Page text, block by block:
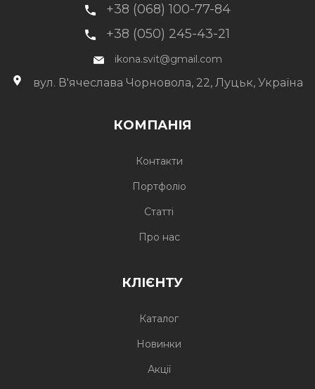
КОМПАНІЯ
Контакти
Портфоліо
Статті
Про нас
КЛІЄНТУ
Каталог
Новинки
Акції
+38 (068) 100-77-84
+38 (050) 245-43-21
ikona.svit@gmail.com
вул. В'ячеслава Чорновола, 22, Луцьк, Україна